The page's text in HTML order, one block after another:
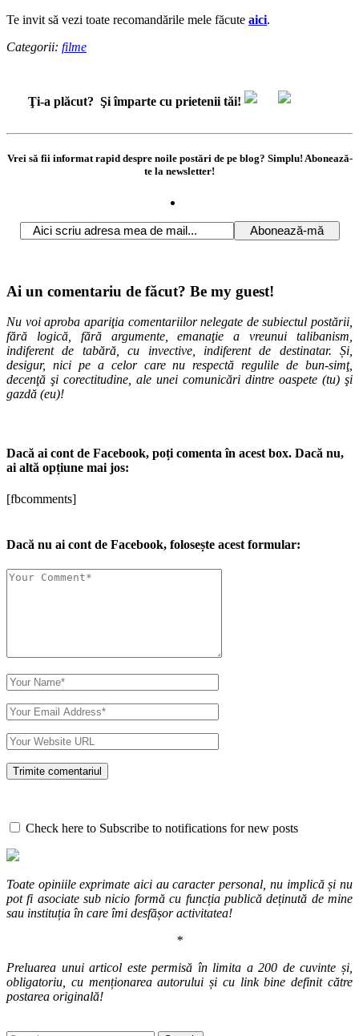
Te invit să vezi toate recomandările mele făcute aici.
Categorii: filme
Ţi-a plăcut? Şi împarte cu prietenii tăi!
Vrei să fii informat rapid despre noile postări de pe blog? Simplu! Abonează-
te la newsletter!
Ai un comentariu de făcut? Be my guest!
Nu voi aproba apariţia comentariilor nelegate de subiectul postării,
fără logică, fără argumente, emanaţie a vreunui talibanism,
indiferent de tabără, cu invective, indiferent de destinatar. Și,
desigur, nici pe a celor care nu respectă regulile de bun-simţ,
decenţă şi corectitudine, ale unei comunicări dintre oaspete (tu) şi
gazdă (eu)!
Dacă ai cont de Facebook, poți comenta în acest box. Dacă nu,
ai altă opțiune mai jos:
[fbcomments]
Dacă nu ai cont de Facebook, folosește acest formular:
Check here to Subscribe to notifications for new posts
Toate opiniile exprimate aici au caracter personal, nu implică și nu
pot fi asociate sub nicio formă cu funcția publică deținută de mine
sau instituția în care îmi desfășor activitatea!
*
Preluarea unui articol este permisă în limita a 200 de cuvinte și,
obligatoriu, cu menționarea autorului și cu link bine definit către
postarea originală!